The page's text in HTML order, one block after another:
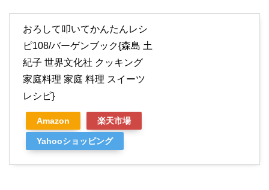
おろして叩いてかんたんレシ
ピ108/バーゲンブック{森島 土
紀子 世界文化社 クッキング
家庭料理 家庭 料理 スイーツ
レシピ}
Amazon 楽天市場
Yahooショッピング